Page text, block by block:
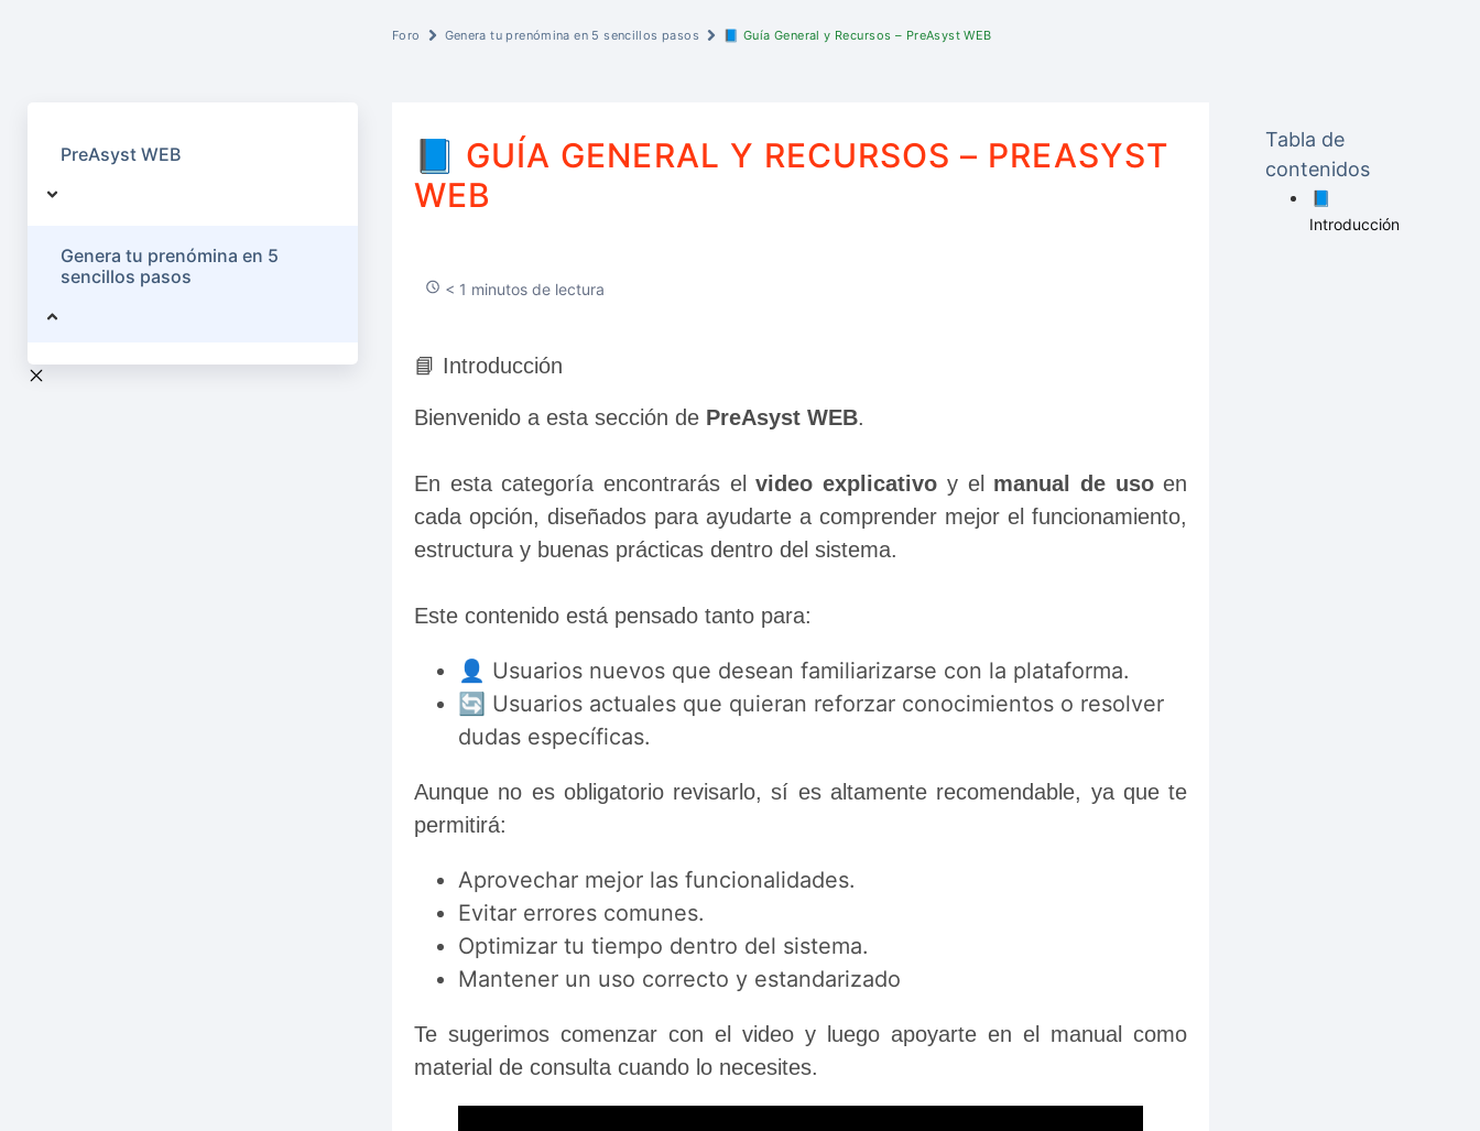
PreAsyst WEB
Genera tu prenómina en 5
sencillos pasos
Foro Genera tu prenómina en 5 sencillos pasos 📘 Guía General y Recursos – PreAsyst WEB
📘 GUÍA GENERAL Y RECURSOS – PREASYST
WEB
< 1 minutos de lectura
📘 Introducción
Bienvenido a esta sección de PreAsyst WEB.
En esta categoría encontrarás el video explicativo y el manual de uso en
cada opción, diseñados para ayudarte a comprender mejor el funcionamiento,
estructura y buenas prácticas dentro del sistema.
Este contenido está pensado tanto para:
👤 Usuarios nuevos que desean familiarizarse con la plataforma.
🔄 Usuarios actuales que quieran reforzar conocimientos o resolver
dudas específicas.
Aunque no es obligatorio revisarlo, sí es altamente recomendable, ya que te
permitirá:
Aprovechar mejor las funcionalidades.
Evitar errores comunes.
Optimizar tu tiempo dentro del sistema.
Mantener un uso correcto y estandarizado
Te sugerimos comenzar con el video y luego apoyarte en el manual como
material de consulta cuando lo necesites.
Tabla de
contenidos
📘
Introducción